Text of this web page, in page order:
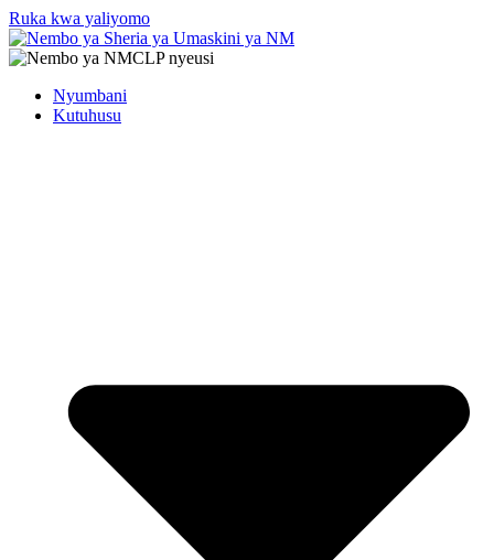
Ruka kwa yaliyomo
Nyumbani
Kutuhusu